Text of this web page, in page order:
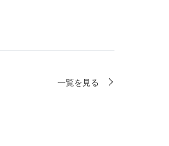
一覧を見る